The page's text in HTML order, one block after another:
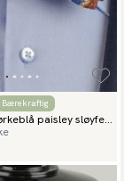
Bærekraftig
paisley sløyfe